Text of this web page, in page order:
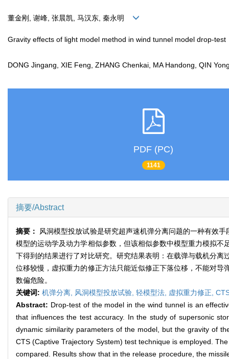
董金刚, 谢峰, 张晨凯, 马汉东, 秦永明
Gravity effects of light model method in wind tunnel model drop-test
DONG Jingang, XIE Feng, ZHANG Chenkai, MA Handong, QIN
PDF (PC)
1141
摘要/Abstract
摘要： 风洞模型投放试验是研究超声速机弹分离问题的一种有效
模型的运动学及动力学相似参数，但该相似参数中模型重力模拟
下得到的结果进行了对比研究。研究结果表明：在载弹与载机分
位移较慢，虚拟重力的修正方法只能近似修正下落位移，不能对
数偏危险。
关键词: 机弹分离, 风洞模型投放试验, 轻模型法, 虚拟重力修正,
Abstract: Drop-test of the model in the wind tunnel is an
that influences the test accuracy. In the study of supersonic
dynamic similarity parameters of the model, but the gravity of
CTS (Captive Trajectory System) test technique is employed.
compared. Results show that in the release procedure, the